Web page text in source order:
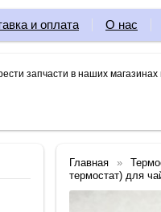
и оплата О нас
запчасти в наших магазинах
Главная
термостат) для